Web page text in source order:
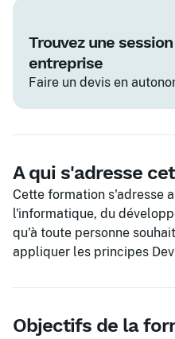
Trouvez une
entreprise
Faire un devis en
A qui s'adresse
Cette formation s'adresse
l'informatique, du
qu'à toute personne
appliquer les principes
Objectifs de la